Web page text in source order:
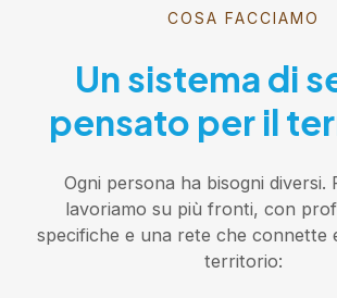
COSA FACCIAMO
Un sistema di
pensato per il
Ogni persona ha bisogni diversi.
lavoriamo su più fronti, con
specifiche e una rete che connette
territorio: